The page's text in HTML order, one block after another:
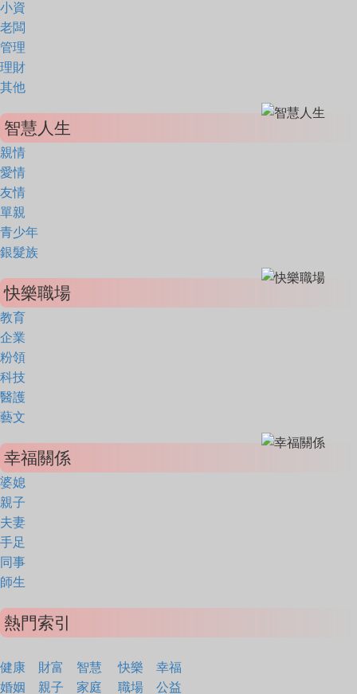
小資
老闆
管理
理財
其他
智慧人生
親情
愛情
友情
單親
青少年
銀髮族
快樂職場
教育
企業
粉領
科技
醫護
藝文
幸福關係
婆媳
親子
夫妻
手足
同事
師生
熱門索引
健康 財富 智慧 快樂
幸福
婚姻
親子 家庭 職場 公益